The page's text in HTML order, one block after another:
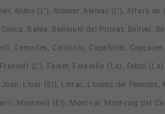
Aldea (L'), Aldover, Aleixar (L'), Alfara
Batea, Bellmunt del Priorat,
Camarles, Cambrils, Capafonts,
(L'), Falset, Fatarella (La), Febró
Lloar (El), Llorac, Llorenç del
Montmell (El), Mont-ral, Mont-roig del